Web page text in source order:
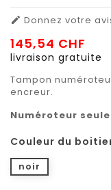
 Donnez votre
145,54 CHF
livraison gratuite
Tampon
encreur.
Numéroteur
Couleur du
noir